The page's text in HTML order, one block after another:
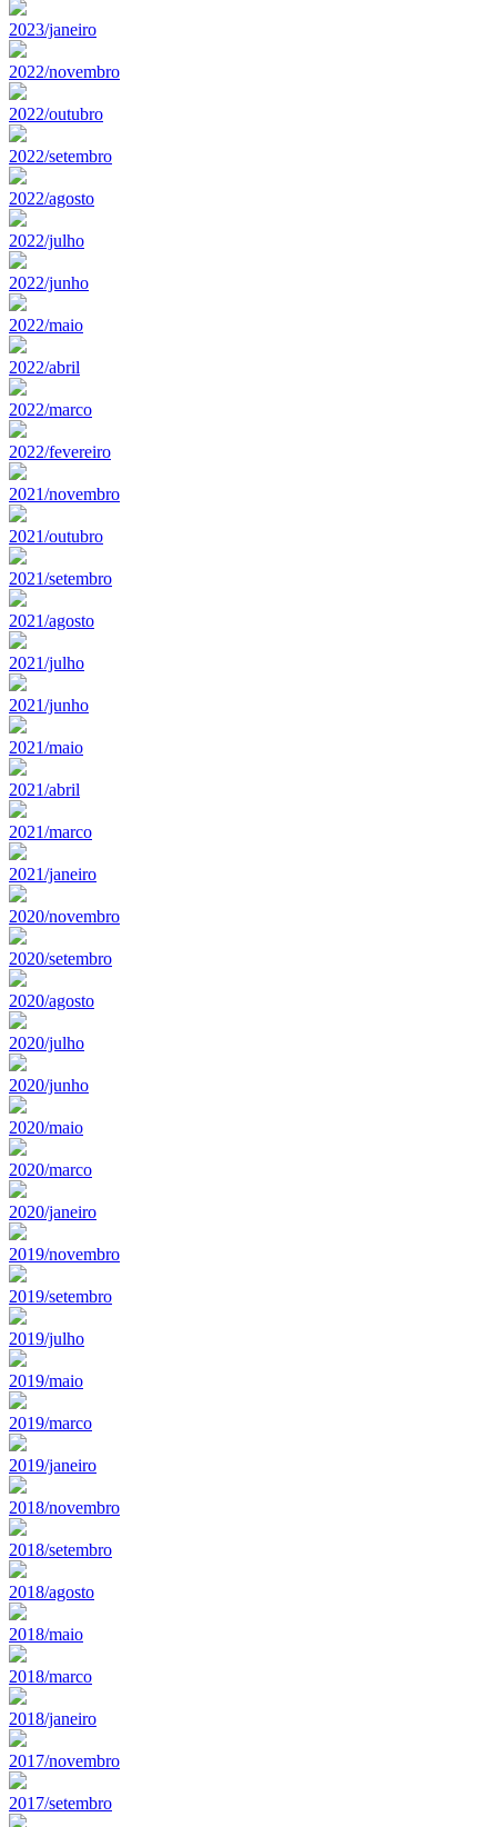
2023/janeiro
2022/novembro
2022/outubro
2022/setembro
2022/agosto
2022/julho
2022/junho
2022/maio
2022/abril
2022/marco
2022/fevereiro
2021/novembro
2021/outubro
2021/setembro
2021/agosto
2021/julho
2021/junho
2021/maio
2021/abril
2021/marco
2021/janeiro
2020/novembro
2020/setembro
2020/agosto
2020/julho
2020/junho
2020/maio
2020/marco
2020/janeiro
2019/novembro
2019/setembro
2019/julho
2019/maio
2019/marco
2019/janeiro
2018/novembro
2018/setembro
2018/agosto
2018/maio
2018/marco
2018/janeiro
2017/novembro
2017/setembro